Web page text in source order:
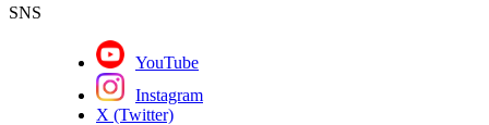
SNS
YouTube
Instagram
X (Twitter)